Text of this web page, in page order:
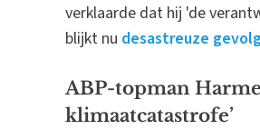
verklaarde dat hij 'de
blijkt nu desastreuze
ABP-topman
klimaatcatastrofe’